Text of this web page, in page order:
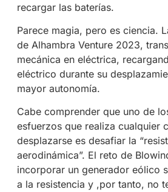
recargar las baterías.
Parece magia, pero es ciencia.
de Alhambra Venture 2023,
mecánica en eléctrica,
eléctrico durante su
mayor autonomía.
Cabe comprender que uno de
esfuerzos que realiza cualquier
desplazarse es desafiar la
aerodinámica”. El reto de
incorporar un generador eólico
a la resistencia y ,por tanto, no